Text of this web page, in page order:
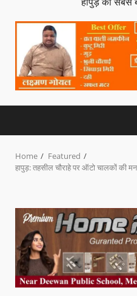
Home
Featured
हापुड़: तहसील चौराहे पर ऑटो चालकों की